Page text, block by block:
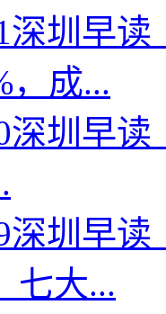
深圳早
，成...
深圳早
深圳早
七大...